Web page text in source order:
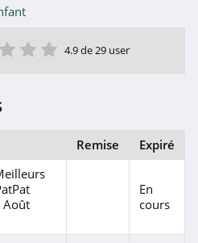
5 étoile
4 étoile
3 étoile
2 étoile4.9 de 29 user
Remise Expiré
Août
En
cours